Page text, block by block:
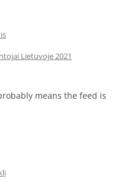
Lietuvoje 2021
means the feed is